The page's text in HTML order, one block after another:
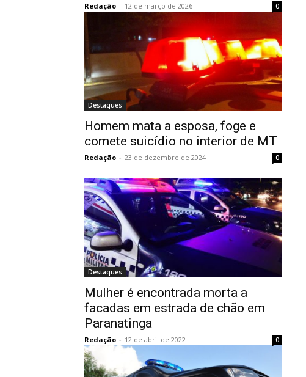
Redação - 12 de março de 2026 0
Destaques
Homem mata a esposa, foge e
comete suicídio no interior de MT
Redação - 23 de dezembro de 2024 0
Destaques
Mulher é encontrada morta a
facadas em estrada de chão em
Paranatinga
Redação - 12 de abril de 2022 0